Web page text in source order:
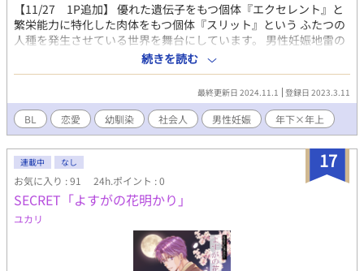
【11/27 1P追加】 優れた遺伝子をもつ個体『エクセレント』と
繁栄能力に特化した肉体をもつ個体『スリット』という ふたつの
人種を発生させている世界を舞台にしています。 男性妊娠地雷の
方は避けてくださいね。 ・case0 「Slit ー彼のポケットのな
かの秘密ー」 實藤匡（ｻﾈﾄｳ ﾀｽｸ.25才）×深山翔琉（ﾐﾔﾏ ｶｹﾙ・27
才） ハイスペックサラリーマン の匡は、久しく会っていない幼馴
染みの翔琉がスリットかもしれないという噂を知る。あの怒りん
坊の翔琉が⁉と驚くなか、とうの本人に仕事で再会。翔琉はあい
かわらず美人で、さらに色気も増していた。
続きを読む
最終更新日 2024.11.1 登録日 2023.3.11
BL 恋愛 幼馴染 社会人 男性妊娠 年下×年上
17
連載中 なし
お気に入り : 91 24h.ポイント : 0
SECRET「よすがの花明かり」
ユカリ